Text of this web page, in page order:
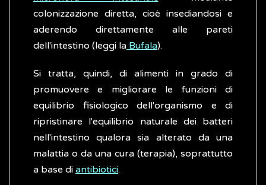
colonizzazione diretta, cioè insediandosi e
aderendo direttamente alle pareti
dell'intestino (leggi la Bufala).
Si tratta, quindi, di alimenti in grado di
promuovere e migliorare le funzioni di
equilibrio fisiologico dell'organismo e di
ripristinare l'equilibrio naturale dei batteri
nell'intestino qualora sia alterato da una
malattia o da una cura (terapia), soprattutto
a base di antibiotici.